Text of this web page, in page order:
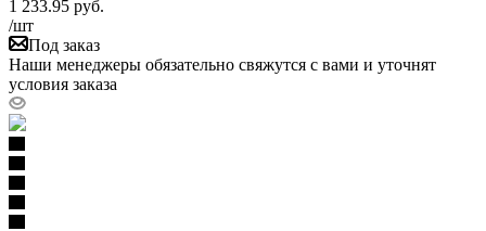
1 233.95 руб.
/шт
Под заказ
Наши менеджеры обязательно свяжутся с вами и уточнят
условия заказа